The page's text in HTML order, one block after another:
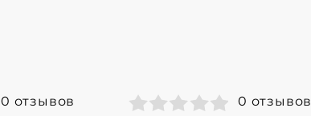
0 отзывов 0 отзывов